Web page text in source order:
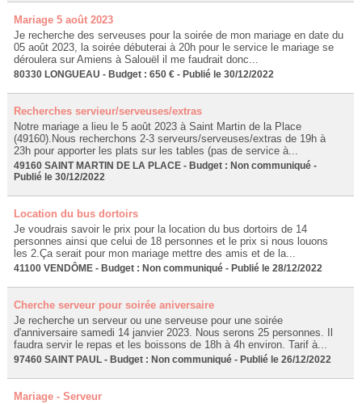
Mariage 5 août 2023
Je recherche des serveuses pour la soirée de mon mariage en date du
05 août 2023, la soirée débuterai à 20h pour le service le mariage se
déroulera sur Amiens à Salouël il me faudrait donc...
80330 LONGUEAU - Budget : 650 € - Publié le 30/12/2022
Recherches servieur/serveuses/extras
Notre mariage a lieu le 5 août 2023 à Saint Martin de la Place
(49160).Nous recherchons 2-3 serveurs/serveuses/extras de 19h à
23h pour apporter les plats sur les tables (pas de service à...
49160 SAINT MARTIN DE LA PLACE - Budget : Non communiqué -
Publié le 30/12/2022
Location du bus dortoirs
Je voudrais savoir le prix pour la location du bus dortoirs de 14
personnes ainsi que celui de 18 personnes et le prix si nous louons
les 2.Ça serait pour mon mariage mettre des amis et de la...
41100 VENDÔME - Budget : Non communiqué - Publié le 28/12/2022
Cherche serveur pour soirée aniversaire
Je recherche un serveur ou une serveuse pour une soirée
d'anniversaire samedi 14 janvier 2023. Nous serons 25 personnes. Il
faudra servir le repas et les boissons de 18h à 4h environ. Tarif à...
97460 SAINT PAUL - Budget : Non communiqué - Publié le 26/12/2022
Mariage - Serveur